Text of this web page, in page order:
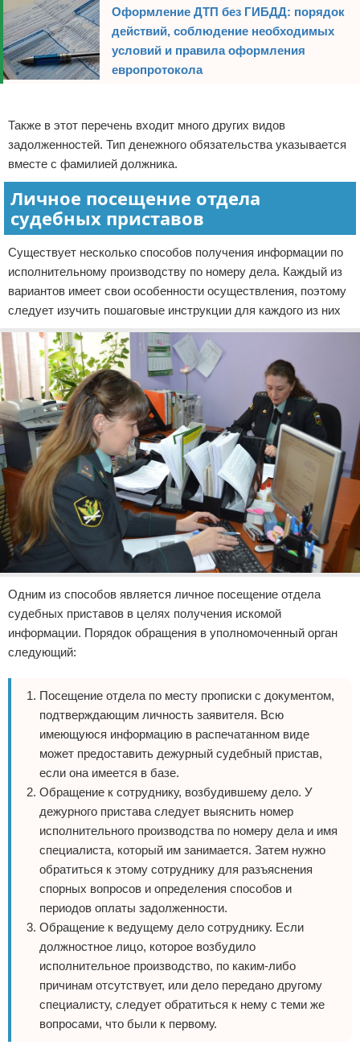
Оформление ДТП без ГИБДД: порядок
действий, соблюдение необходимых
условий и правила оформления
европротокола
Также в этот перечень входит много других видов
задолженностей. Тип денежного обязательства указывается
вместе с фамилией должника.
Личное посещение отдела
судебных приставов
Существует несколько способов получения информации по
исполнительному производству по номеру дела. Каждый из
вариантов имеет свои особенности осуществления, поэтому
следует изучить пошаговые инструкции для каждого из них
Одним из способов является личное посещение отдела
судебных приставов в целях получения искомой
информации. Порядок обращения в уполномоченный орган
следующий:
Посещение отдела по месту прописки с документом,
подтверждающим личность заявителя. Всю
имеющуюся информацию в распечатанном виде
может предоставить дежурный судебный пристав,
если она имеется в базе.
Обращение к сотруднику, возбудившему дело. У
дежурного пристава следует выяснить номер
исполнительного производства по номеру дела и имя
специалиста, который им занимается. Затем нужно
обратиться к этому сотруднику для разъяснения
спорных вопросов и определения способов и
периодов оплаты задолженности.
Обращение к ведущему дело сотруднику. Если
должностное лицо, которое возбудило
исполнительное производство, по каким-либо
причинам отсутствует, или дело передано другому
специалисту, следует обратиться к нему с теми же
вопросами, что были к первому.